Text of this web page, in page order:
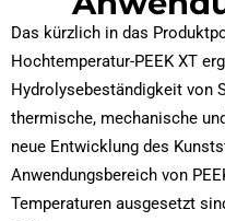
Das kürzlich in das
Hochtemperatur-PEEK XT
Hydrolysebeständigkeit von
thermische, mechanische
neue Entwicklung des
Anwendungsbereich von
Temperaturen ausgesetzt